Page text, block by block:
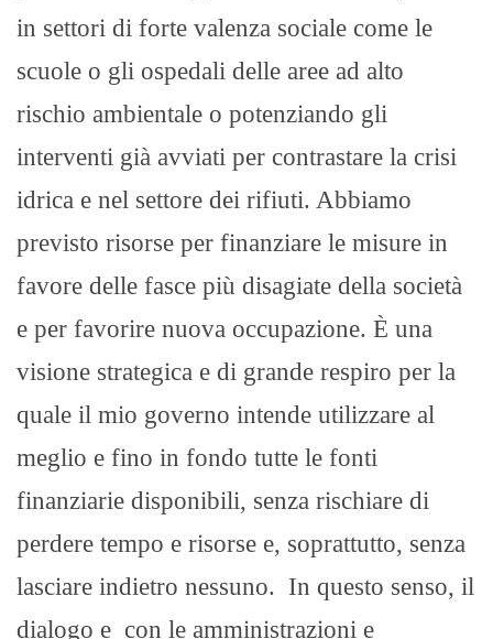
in settori di forte valenza sociale come le
scuole o gli ospedali delle aree ad alto
rischio ambientale o potenziando gli
interventi già avviati per contrastare la crisi
idrica e nel settore dei rifiuti. Abbiamo
previsto risorse per finanziare le misure in
favore delle fasce più disagiate della società
e per favorire nuova occupazione. È una
visione strategica e di grande respiro per la
quale il mio governo intende utilizzare al
meglio e fino in fondo tutte le fonti
finanziarie disponibili, senza rischiare di
perdere tempo e risorse e, soprattutto, senza
lasciare indietro nessuno. In questo senso, il
dialogo e con le amministrazioni e